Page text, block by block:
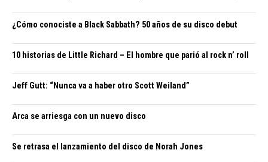
¿Cómo conociste a Black Sabbath? 50 años de su disco debut
10 historias de Little Richard – El hombre que parió al rock n’ roll
Jeff Gutt: “Nunca va a haber otro Scott Weiland”
Arca se arriesga con un nuevo disco
Se retrasa el lanzamiento del disco de Norah Jones